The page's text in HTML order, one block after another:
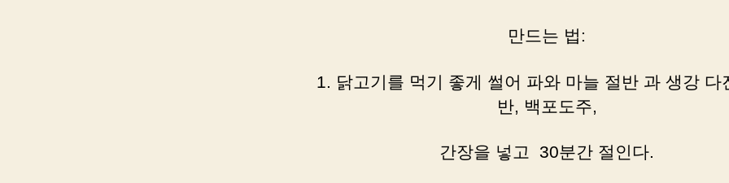
만드는 법:
1. 닭고기를 먹기 좋게 썰어 파와 마늘 절반 과 생강 다
반, 백포도주,
간장을 넣고 30분간 절인다.